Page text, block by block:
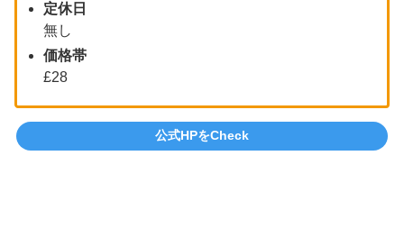
定休日
無し
価格帯
£28
公式HPをCheck